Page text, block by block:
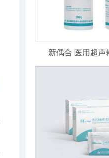
新偶合 医用超声